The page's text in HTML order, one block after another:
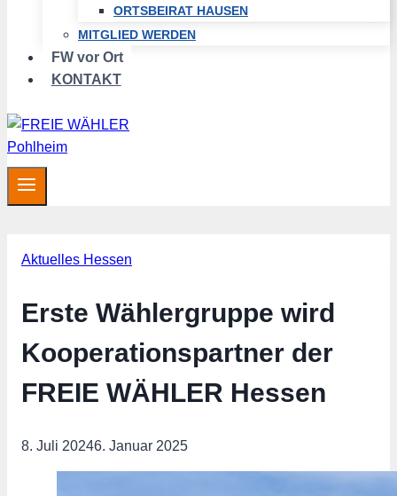
ORTSBEIRAT HAUSEN
MITGLIED WERDEN
FW vor Ort
KONTAKT
Aktuelles Hessen
Erste Wählergruppe wird
Kooperationspartner der
FREIE WÄHLER Hessen
8. Juli 20246. Januar 2025